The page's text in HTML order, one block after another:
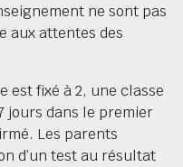
ne sont pas
aux attentes des
est fixé à 2, une classe
jours dans le premier
Les parents
d’un test au résultat